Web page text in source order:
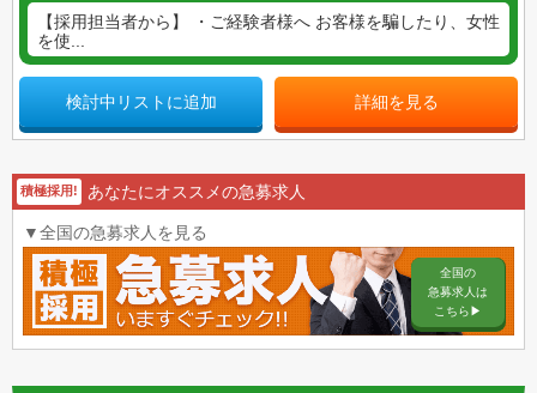
【採用担当者から】 ・ご経験者様へ お客様を騙したり、女性
を使...
検討中リストに追加 詳細を見る
積極採用! あなたにオススメの急募求人
▼全国の急募求人を見る
全国の
急募求人は
こちら▶︎